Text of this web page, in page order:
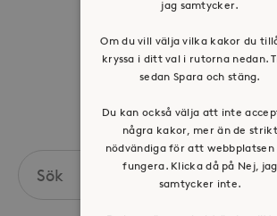
Press &
Volontär hos Stora
the
jag samtycker.
Om du vill välja vilka kakor du
kryssa i ditt val i rutorna nedan.
sedan Spara och stäng.
Du kan också välja att inte
några kakor, mer än de strikt
nödvändiga för att webbplatsen
fungera. Klicka då på Nej, jag
samtycker inte.